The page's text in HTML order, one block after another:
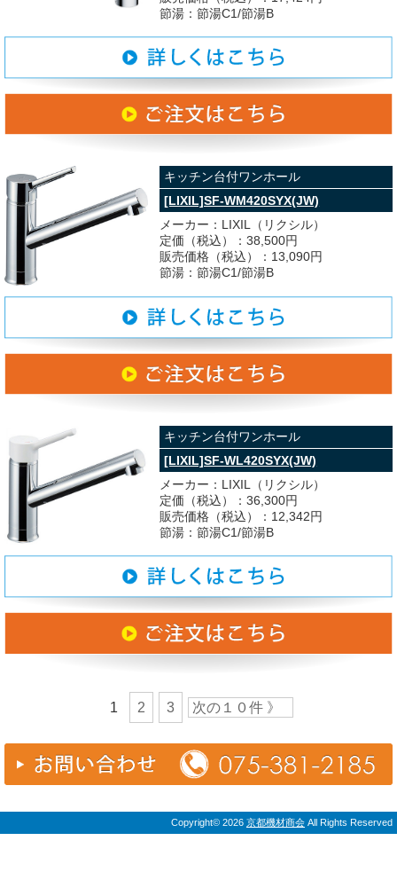
節湯：節湯C1/節湯B
キッチン台付ワンホール
[LIXIL]SF-WM420SYX(JW)
メーカー：LIXIL（リクシル）
定価（税込）：38,500円
販売価格（税込）：13,090円
節湯：節湯C1/節湯B
キッチン台付ワンホール
[LIXIL]SF-WL420SYX(JW)
メーカー：LIXIL（リクシル）
定価（税込）：36,300円
販売価格（税込）：12,342円
節湯：節湯C1/節湯B
1 2 3 次の１０件 》
Copyright© 2026 京都機材商会 All Rights Reserved